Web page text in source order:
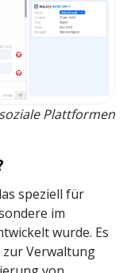
Plattformen
speziell für
im
wurde. Es
zur Verwaltung